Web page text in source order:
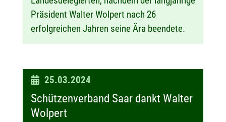
Präsident Walter Wolpert nach 26
erfolgreichen Jahren seine Ära beendete.
D
a
25.03.2024
Schützenverband Saar dankt Walter
Wolpert